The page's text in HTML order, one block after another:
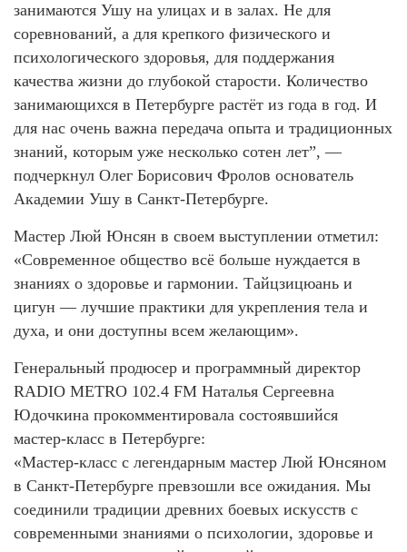
занимаются Ушу на улицах и в залах. Не для
соревнований, а для крепкого физического и
психологического здоровья, для поддержания
качества жизни до глубокой старости. Количество
занимающихся в Петербурге растёт из года в год. И
для нас очень важна передача опыта и традиционных
знаний, которым уже несколько сотен лет”, —
подчеркнул Олег Борисович Фролов основатель
Академии Ушу в Санкт-Петербурге.
Мастер Люй Юнсян в своем выступлении отметил:
«Современное общество всё больше нуждается в
знаниях о здоровье и гармонии. Тайцзицюань и
цигун — лучшие практики для укрепления тела и
духа, и они доступны всем желающим».
Генеральный продюсер и программный директор
RADIO METRO 102.4 FM Наталья Сергеевна
Юдочкина прокомментировала состоявшийся
мастер-класс в Петербурге:
«Мастер‑класс с легендарным мастер Люй Юнсяном
в Санкт‑Петербурге превзошли все ожидания. Мы
соединили традиции древних боевых искусств с
современными знаниями о психологии, здоровье и